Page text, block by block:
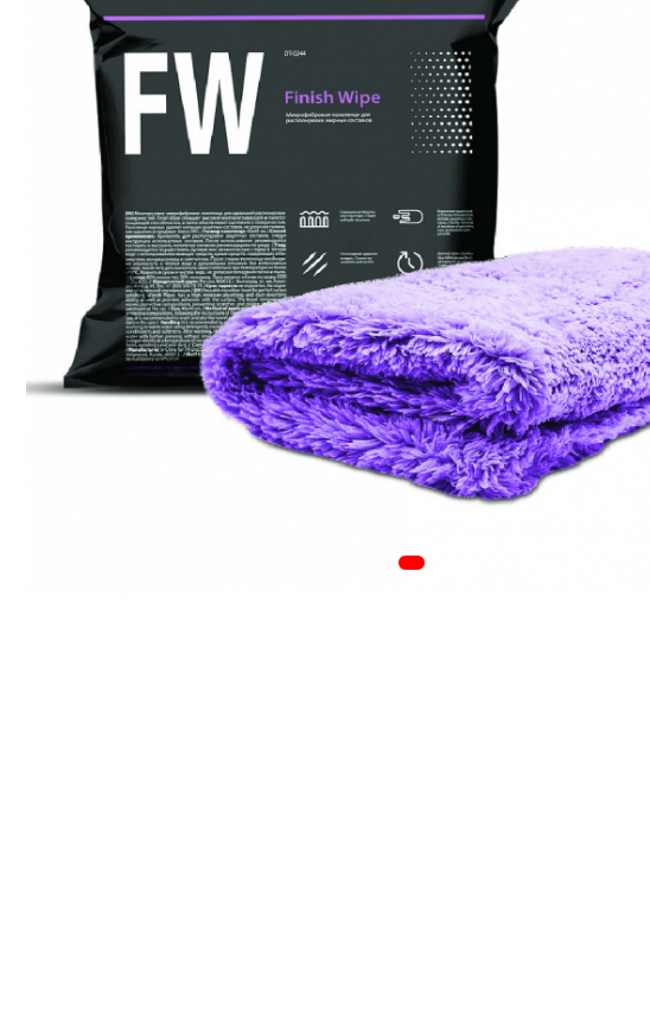
Tapiterii | Textile | Piele
Bord | Plastice Interioare
Parfumuri | Odorizante
CEARA | SEALANT |
TRATAMENTE HIDROFOBE
PROTECTIE | COATING CERAMIC
POLISH | SLEFUIRE | BURETI
LAVETE | PROSOAPE
ACCESORII | ECHIPAMENTE |
APARATURA